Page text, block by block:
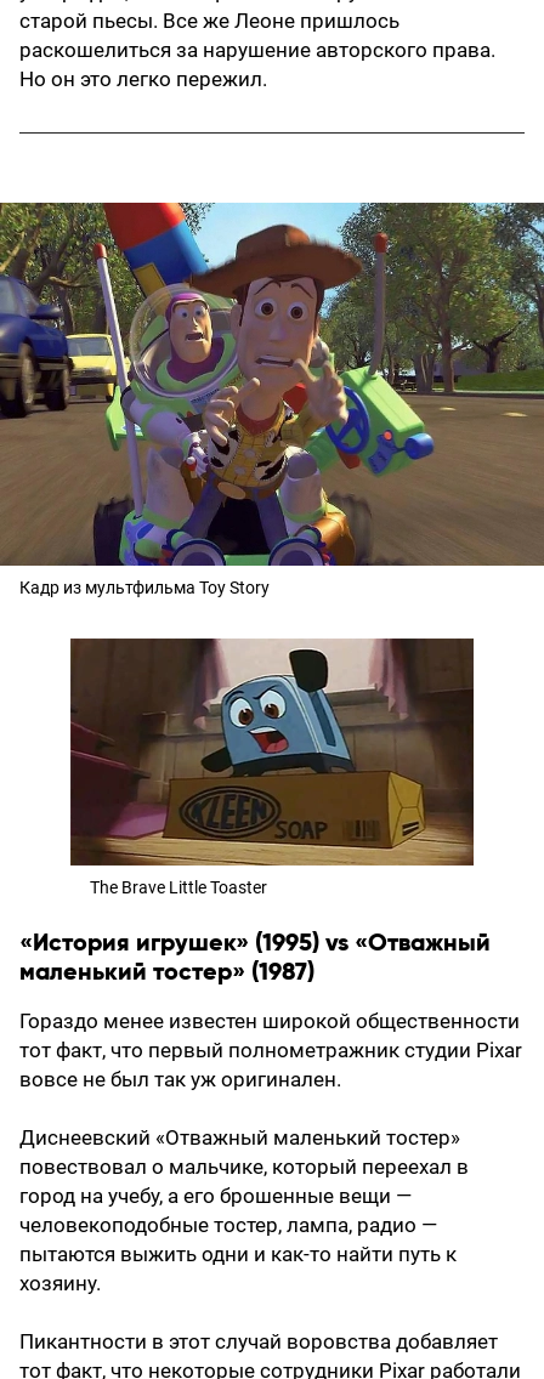
старой пьесы. Все же Леоне пришлось
раскошелиться за нарушение авторского права.
Но он это легко пережил.
Кадр из мультфильма Toy Story
The Brave Little Toaster
«История игрушек» (1995) vs «Отважный
маленький тостер» (1987)
Гораздо менее известен широкой общественности
тот факт, что первый полнометражник студии Pixar
вовсе не был так уж оригинален.
Диснеевский «Отважный маленький тостер»
повествовал о мальчике, который переехал в
город на учебу, а его брошенные вещи —
человекоподобные тостер, лампа, радио —
пытаются выжить одни и как-то найти путь к
хозяину.
Пикантности в этот случай воровства добавляет
тот факт, что некоторые сотрудники Pixar работали